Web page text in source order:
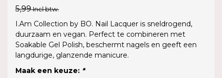
5,99Incl btw.
I.Am Collection by BO. Nail Lacquer is sneldrogend,
duurzaam en vegan. Perfect te combineren met
Soakable Gel Polish, beschermt nagels en geeft een
langdurige, glanzende manicure.
Maak een keuze: *